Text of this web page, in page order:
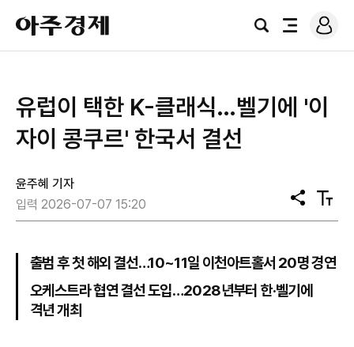
아
주
경
검
전
로
그
유럽이 택한 K-클래식…벨기에 '이
자이 콩쿠르' 한국서 결선
윤주혜 기자
입력 2026-07-07 15:20
공
유
텍
스
기
출범 후 첫 해외 결선…10~11일 이천아트홀서 20명 경연
오케스트라 협연 결선 도입…2028년부터 한·벨기에
격년 개최